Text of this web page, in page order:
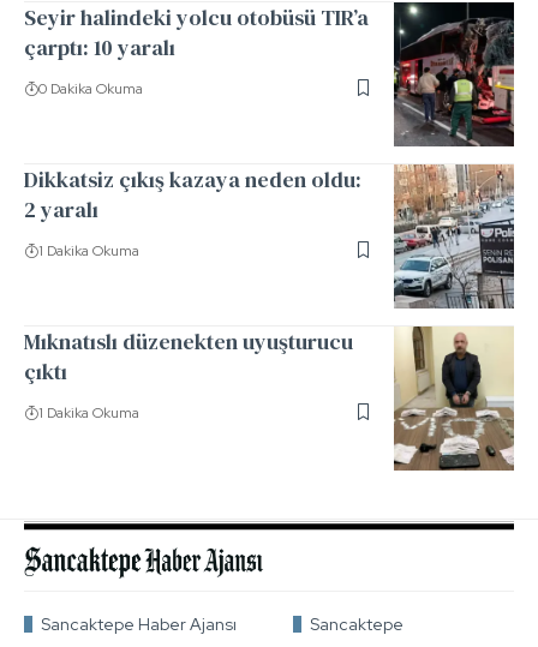
Seyir halindeki yolcu otobüsü TIR’a
çarptı: 10 yaralı
0 Dakika Okuma
Dikkatsiz çıkış kazaya neden oldu:
2 yaralı
1 Dakika Okuma
Mıknatıslı düzenekten uyuşturucu
çıktı
1 Dakika Okuma
Sancaktepe Haber Ajansı Sancaktepe